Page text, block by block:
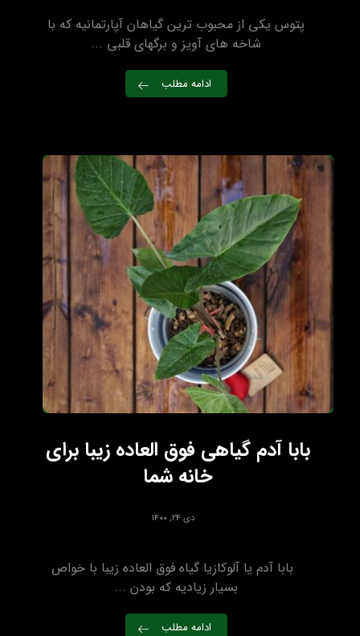
پتوس یکی از محبوب ترین گیاهان آپارتمانیه که با
شاخه های آویز و برگهای قلبی ...
ادامه مطلب
بابا آدم گیاهی فوق العاده زیبا برای
خانه شما
دی ۲۴, ۱۴۰۰
بابا آدم یا آلوکازیا گیاه فوق العاده زیبا با خواص
بسیار زیادیه که بودن ...
ادامه مطلب